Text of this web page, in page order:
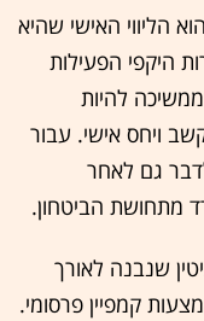
הליווי האישי שהיא
היקפי הפעילות
להיות
ויחס אישי. עבור
גם לאחר
מתחושת הביטחון.
שנבנה לאורך
קמפיין פרסומי.